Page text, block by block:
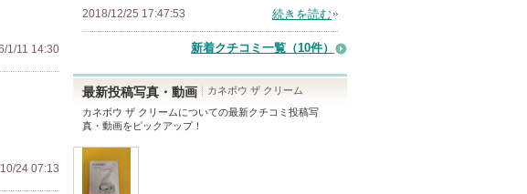
1/11 14:30
24 07:13
に
お
気
に
入
2018/12/25 17:47:53 続きを読む
新着クチコミ一覧 （10件）
最新投稿写真・動画
カネボウ ザ クリーム
カネボウ ザ クリームについての最新クチコミ投稿写
真・動画をピックアップ！